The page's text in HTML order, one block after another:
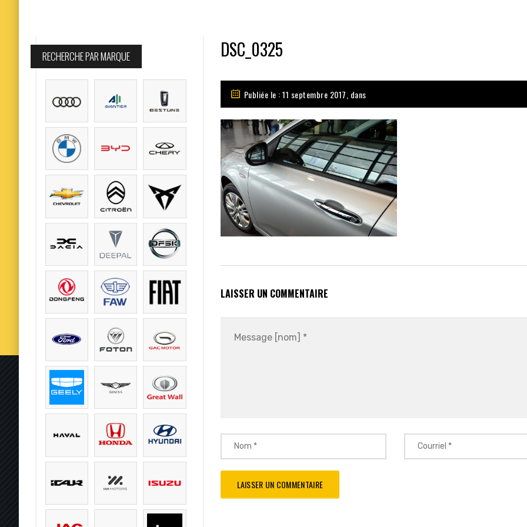
DSC_0325
Publiée le : 11 septembre 2017, dans
LAISSER UN COMMENTAIRE
RECHERCHE PAR MARQUE